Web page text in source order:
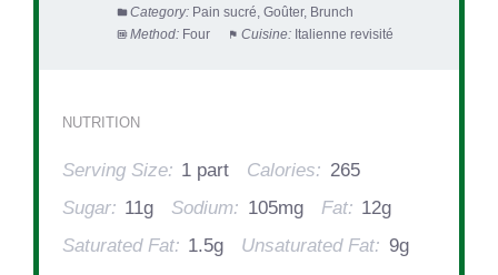
Category: Pain sucré, Goûter, Brunch
Method: Four Cuisine: Italienne revisité
NUTRITION
Serving Size: 1 part Calories: 265
Sugar: 11g Sodium: 105mg Fat: 12g
Saturated Fat: 1.5g Unsaturated Fat: 9g